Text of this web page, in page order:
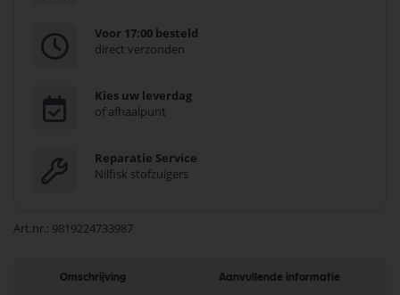
Voor 17:00 besteld
direct verzonden
Kies uw leverdag
of afhaalpunt
Reparatie Service
Nilfisk stofzuigers
Art.nr. 9819224733987
Omschrijving Aanvullende informatie